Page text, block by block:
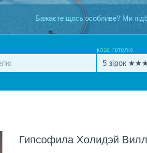
Бажаєте щось особливе? Ми
клас готелю
Гипсофила Холидэй